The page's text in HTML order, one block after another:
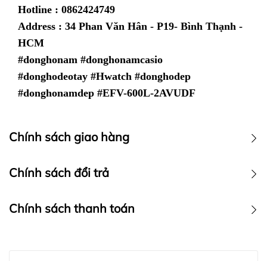
Hotline : 0862424749
Address : 34 Phan Văn Hân - P19- Bình Thạnh -
HCM
#donghonam #donghonamcasio
#donghodeotay #Hwatch #donghodep
#donghonamdep #EFV-600L-2AVUDF
Chính sách giao hàng
Chính sách vận chuyển
Chính sách đổi trả
Chính sách thanh toán